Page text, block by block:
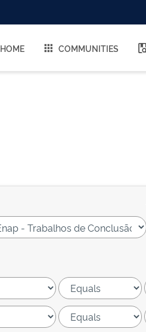
HOME COMMUNITIES